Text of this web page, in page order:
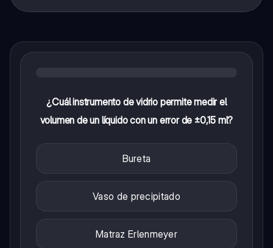
¿Cuál instrumento de vidrio permite medir el
volumen de un líquido con un error de ±0,15 ml?
Bureta
Vaso de precipitado
Matraz Erlenmeyer